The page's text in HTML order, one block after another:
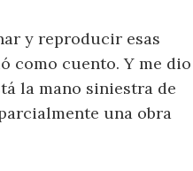
y reproducir esas
como cuento. Y me dio
la mano siniestra de
una obra